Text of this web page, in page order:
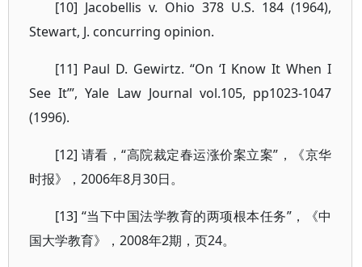
[10] Jacobellis v. Ohio 378 U.S. 184 (1964),
Stewart, J. concurring opinion.
[11] Paul D. Gewirtz. “On ‘I Know It When I
See It’”, Yale Law Journal vol.105, pp1023-1047
(1996).
[12] 请看，“高院裁定春运涨价案立案”，《京华
时报》，2006年8月30日。
[13] “当下中国法学教育的两项根本任务”，《中
国大学教育》，2008年2期，页24。